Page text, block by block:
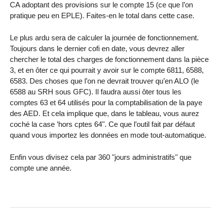
CA adoptant des provisions sur le compte 15 (ce que l’on
pratique peu en EPLE). Faites-en le total dans cette case.
Le plus ardu sera de calculer la journée de fonctionnement.
Toujours dans le dernier cofi en date, vous devrez aller
chercher le total des charges de fonctionnement dans la pièce
3, et en ôter ce qui pourrait y avoir sur le compte 6811, 6588,
6583. Des choses que l’on ne devrait trouver qu’en ALO (le
6588 au SRH sous GFC). Il faudra aussi ôter tous les
comptes 63 et 64 utilisés pour la comptabilisation de la paye
des AED. Et cela implique que, dans le tableau, vous aurez
coché la case ’hors cptes 64". Ce que l’outil fait par défaut
quand vous importez les données en mode tout-automatique.
Enfin vous divisez cela par 360 "jours administratifs" que
compte une année.